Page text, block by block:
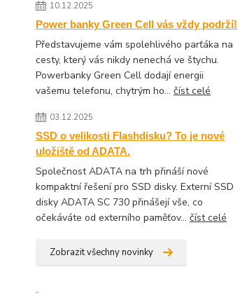
10.12.2025
Power banky Green Cell vás vždy podrží!
Představujeme vám spolehlivého parťáka na
cesty, který vás nikdy nenechá ve štychu.
Powerbanky Green Cell dodají energii
vašemu telefonu, chytrým ho...číst celé
03.12.2025
SSD o velikosti Flashdisku? To je nové
uložiště od ADATA.
Společnost ADATA na trh přináší nové
kompaktní řešení pro SSD disky. Externí SSD
disky ADATA SC 730 přinášejí vše, co
očekáváte od externího paměťov...číst celé
Zobrazit všechny novinky